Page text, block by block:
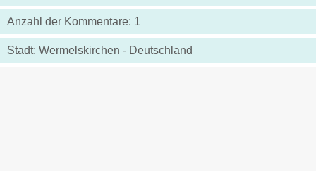
Anzahl der Kommentare: 1
Stadt: Wermelskirchen - Deutschland